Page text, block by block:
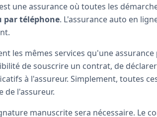
une assurance où toutes les
par téléphone. L'assurance auto en
les mêmes services qu'une
de souscrire un contrat, de
à l'assureur. Simplement, toutes
de l'assureur.
manuscrite sera nécessaire. Le